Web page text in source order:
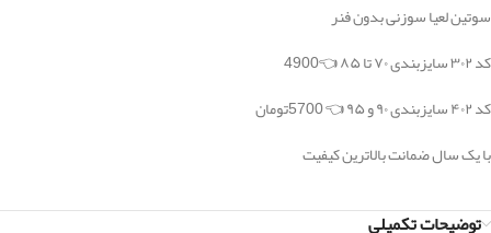
سوتین لعیا سوزنی بدون فنر
کد ۳۰۲ سایزبندی ۷۰ تا ۸۵ 👈4900
کد ۴۰۲ سایزبندی ۹۰ و ۹۵ 👈 5700تومان
با یک سال ضمانت بالاترین کیفیت
توضیحات تکمیلی